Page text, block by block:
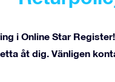
i Online Star
åt dig. Vänligen